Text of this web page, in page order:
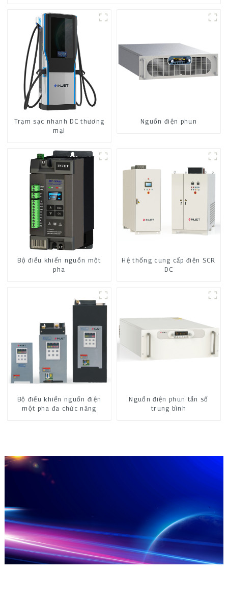
Trạm sạc nhanh DC thương
mại
Nguồn điện phun
Bộ điều khiển nguồn một
pha
Hệ thống cung cấp điện SCR
DC
Bộ điều khiển nguồn điện
một pha đa chức năng
Nguồn điện phun tần số
trung bình